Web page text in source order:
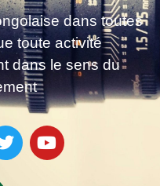
dans toutes
toute activité
dans le sens du